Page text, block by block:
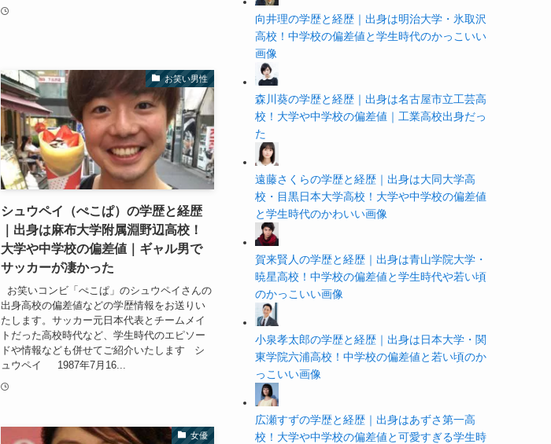
お笑い男性
シュウペイ（ぺこぱ）の学歴と経歴
｜出身は麻布大学附属淵野辺高校！
大学や中学校の偏差値｜ギャル男で
サッカーが凄かった
お笑いコンビ「ぺこぱ」のシュウペイさんの
出身高校の偏差値などの学歴情報をお送りい
たします。サッカー元日本代表とチームメイ
トだった高校時代など、学生時代のエピソー
ドや情報なども併せてご紹介いたします シ
ュウペイ 1987年7月16...
女優
向井理の学歴と経歴｜出身は明治大学・氷取沢
高校！中学校の偏差値と学生時代のかっこいい
画像
森川葵の学歴と経歴｜出身は名古屋市立工芸高
校！大学や中学校の偏差値｜工業高校出身だっ
た
遠藤さくらの学歴と経歴｜出身は大同大学高
校・目黒日本大学高校！大学や中学校の偏差値
と学生時代のかわいい画像
賀来賢人の学歴と経歴｜出身は青山学院大学・
暁星高校！中学校の偏差値と学生時代や若い頃
のかっこいい画像
小泉孝太郎の学歴と経歴｜出身は日本大学・関
東学院六浦高校！中学校の偏差値と若い頃のか
っこいい画像
広瀬すずの学歴と経歴｜出身はあずさ第一高
校！大学や中学校の偏差値と可愛すぎる学生時